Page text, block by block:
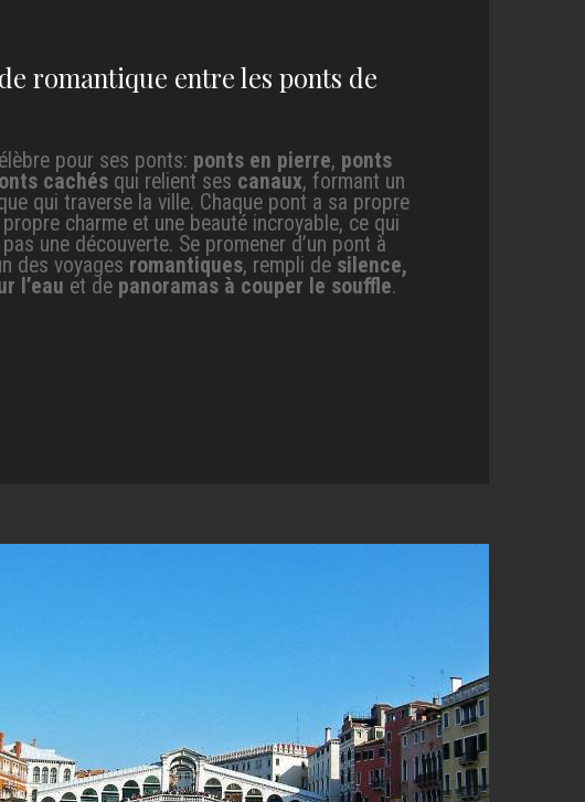
romantique entre les ponts de
pour ses ponts: ponts en pierre, ponts
cachésqui relient ses canaux, formant un
qui traverse la ville. Chaque pont a sa propre
charme et une beauté incroyable, ce qui
une découverte. Se promener d’un pont à
des voyages romantiques, rempli de silence,
l’eau et de panoramas à couper le souffle.